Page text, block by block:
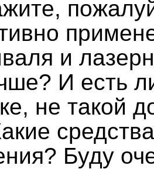
и
И есть
не такой
Буду